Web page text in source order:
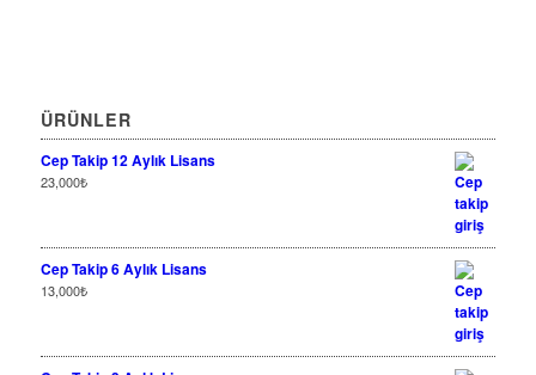
ÜRÜNLER
Cep Takip 12 Aylık Lisans
23,000₺
Cep Takip 6 Aylık Lisans
13,000₺